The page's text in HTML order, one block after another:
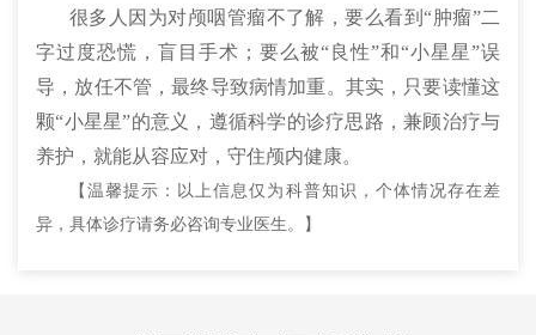
很多人因为对颅咽管瘤不了解，要么看到“肿瘤”二
字过度恐慌，盲目手术；要么被“良性”和“小星星”误
导，放任不管，最终导致病情加重。其实，只要读懂这
颗“小星星”的意义，遵循科学的诊疗思路，兼顾治疗与
养护，就能从容应对，守住颅内健康。
【温馨提示：以上信息仅为科普知识，个体情况存在差
异，具体诊疗请务必咨询专业医生。】